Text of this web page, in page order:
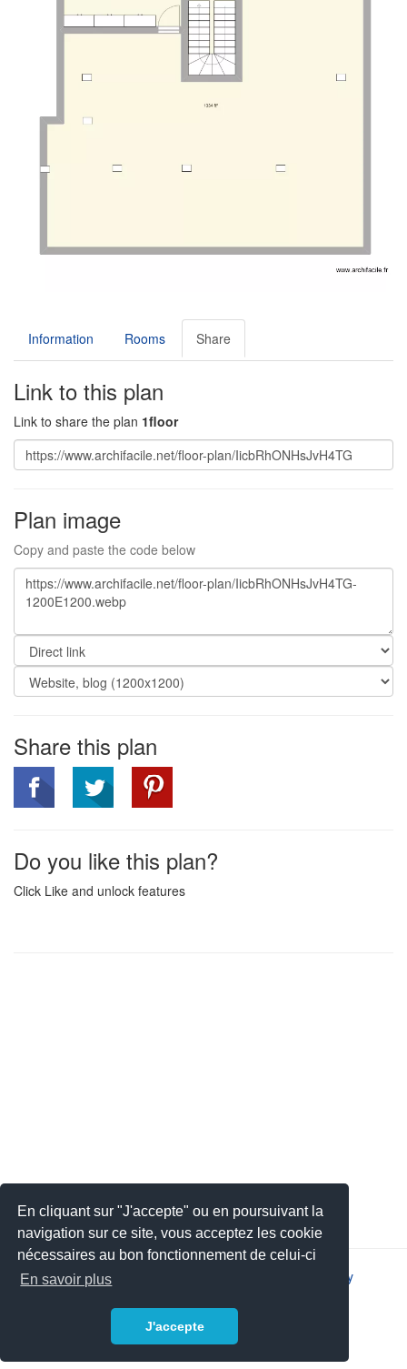
En cliquant sur "J'accepte" ou en poursuivant la
navigation sur ce site, vous acceptez les cookie
nécessaires au bon fonctionnement de celui-ci
En savoir plus
J'accepte
Information Rooms Share
Link to this plan
Link to share the plan 1floor
Plan image
Copy and paste the code below
Share this plan
Do you like this plan?
Click Like and unlock features
2026 © JSYS | Privacy policy